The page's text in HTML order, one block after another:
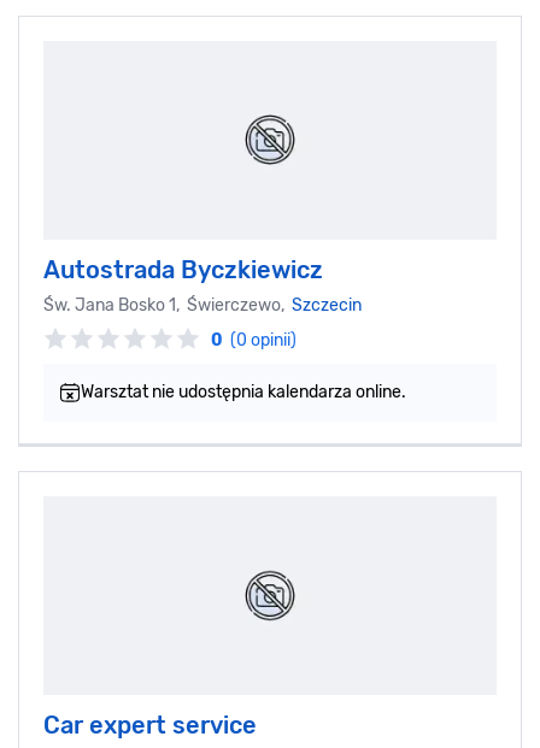
Autostrada Byczkiewicz
Św. Jana Bosko 1, Świerczewo, Szczecin
0 (0 opinii)
Warsztat nie udostępnia kalendarza online.
Car expert service